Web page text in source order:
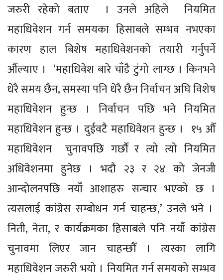
जरुरी रहेको बताए । उनले अहिले नियमित
महाधिवेशन गर्न समयका हिसाबले सम्भव नभएका
कारण हाल बिशेष महाधिवेशनको तयारी गर्नुपर्ने
औंल्याए । ‘महाधिवेश बारे चाँडै टुंगो लाग्छ । किनभने
धेरै समय छैन, समस्या पनि धेरै छैन निर्वाचन अघि विशेष
महाधिवेशन हुन्छ । निर्वाचन पछि भने नियमित
महाधिवेशन हुन्छ । दुईवटै महाधिवेशन हुन्छ । १५ औँ
महाधिवेशन चुनावपछि गर्छौं र त्यो त्यो नियमित
अधिवेशनमा हुनेछ । भदौ २३ र २४ को जेनजी
आन्दोलनपछि नयाँ आशाहरु सन्चार भएको छ ।
त्यसलाई कांग्रेस सम्बोधन गर्न चाहन्छ,’ उनले भने ।
निती, नेता, र कार्यक्रमका हिसाबले पनि नयाँ कांग्रेस
चुनावमा लिएर जान चाहन्छौँ । त्यस्का लागि
महाधिवेशन जरुरी भयो । नियमित गर्न समयको सम्भव